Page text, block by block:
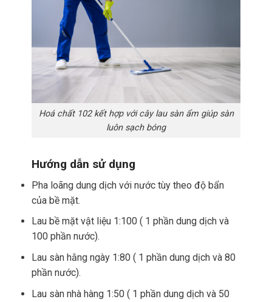
Hoá chất 102 kết hợp với cây lau sàn ẩm giúp sàn
luôn sạch bóng
Hướng dẫn sử dụng
Pha loãng dung dịch với nước tùy theo độ bẩn
của bề mặt.
Lau bề mặt vật liệu 1:100 ( 1 phần dung dịch và
100 phần nước).
Lau sàn hằng ngày 1:80 ( 1 phần dung dịch và 80
phần nước).
Lau sàn nhà hàng 1:50 ( 1 phần dung dịch và 50